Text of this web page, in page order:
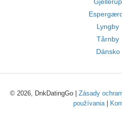
Lyngby
Tårnby
Dánsko
© 2026, DnkDatingGo | Zásady
používania|